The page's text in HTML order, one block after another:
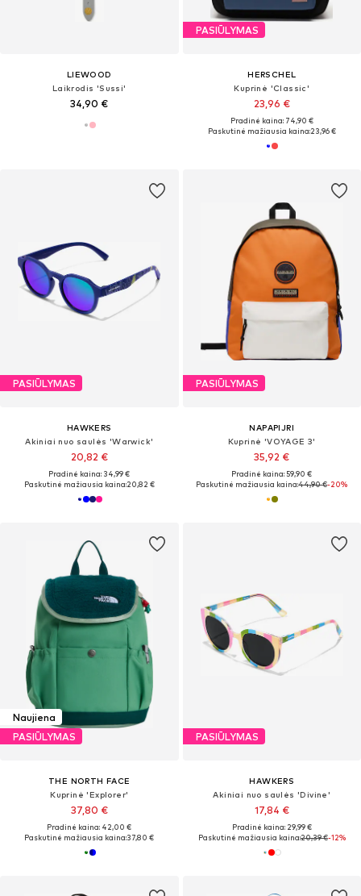
LIEWOOD
Laikrodis 'Sussi'
34,90 €
PASIŪLYMAS
HERSCHEL
Kuprinė 'Classic'
23,96 €
Pradinė kaina: 74,90 €
Paskutinė mažiausia kaina:23,96 €
PASIŪLYMAS
HAWKERS
Akiniai nuo saulės 'Warwick'
20,82 €
Pradinė kaina: 34,99 €
Paskutinė mažiausia kaina:20,82 €
PASIŪLYMAS
NAPAPIJRI
Kuprinė 'VOYAGE 3'
35,92 €
Pradinė kaina: 59,90 €
Paskutinė mažiausia kaina:44,90 €-20%
Naujiena
PASIŪLYMAS
THE NORTH FACE
Kuprinė 'Explorer'
37,80 €
Pradinė kaina: 42,00 €
Paskutinė mažiausia kaina:37,80 €
PASIŪLYMAS
HAWKERS
Akiniai nuo saulės 'Divine'
17,84 €
Pradinė kaina: 29,99 €
Paskutinė mažiausia kaina:20,39 €-12%